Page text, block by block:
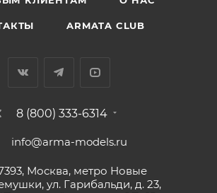
ARMATA CLUB
8 (800) 333-6314
info@arma-models.ru
Москва, метро Новые
ул. Гарибальди, д. 23,